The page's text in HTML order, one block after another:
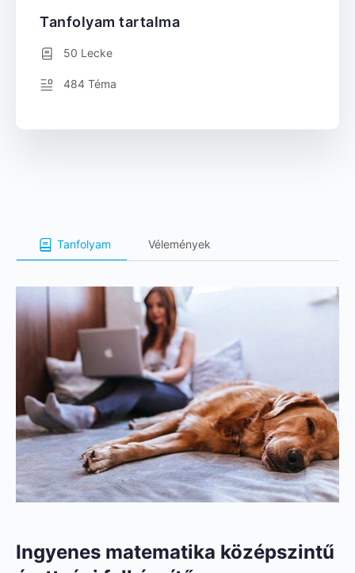
Tanfolyam Vélemények
Ingyenes matematika középszintű
Tanfolyam tartalma
50 Lecke
484 Téma